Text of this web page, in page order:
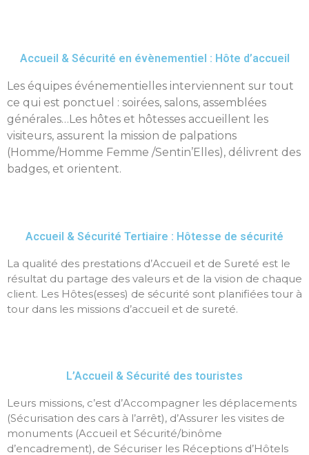
Accueil & Sécurité en évènementiel : Hôte d’accueil
Les équipes événementielles interviennent sur tout
ce qui est ponctuel : soirées, salons, assemblées
générales…Les hôtes et hôtesses accueillent les
visiteurs, assurent la mission de palpations
(Homme/Homme Femme /Sentin’Elles), délivrent des
badges, et orientent.
Accueil & Sécurité Tertiaire : Hôtesse de sécurité
La qualité des prestations d’Accueil et de Sureté est le
résultat du partage des valeurs et de la vision de chaque
client. Les Hôtes(esses) de sécurité sont planifiées tour à
tour dans les missions d’accueil et de sureté.
L’Accueil & Sécurité des touristes
Leurs missions, c’est d’Accompagner les déplacements
(Sécurisation des cars à l’arrêt), d’Assurer les visites de
monuments (Accueil et Sécurité/binôme
d’encadrement), de Sécuriser les Réceptions d’Hôtels